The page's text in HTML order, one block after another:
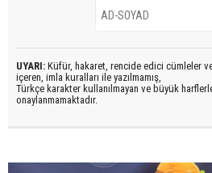
UYARI: Küfür, hakaret, rencide edici cümleler
içeren, imla kuralları ile yazılmamış,
Türkçe karakter kullanılmayan ve büyük
onaylanmamaktadır.